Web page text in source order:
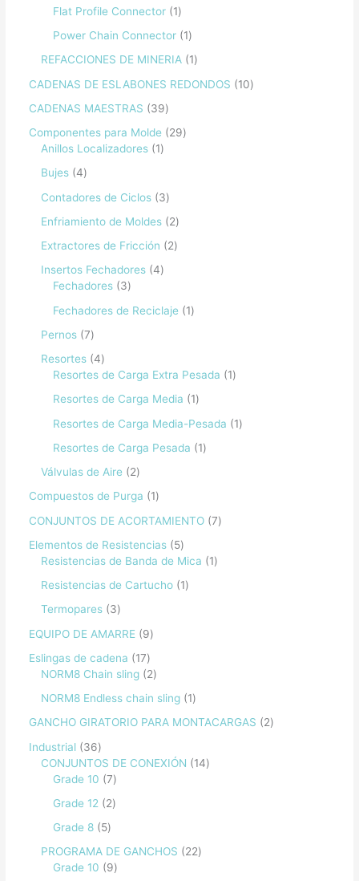
Flat Profile Connector
1
Power Chain Connector
1
REFACCIONES DE MINERIA
1
CADENAS DE ESLABONES REDONDOS
10
CADENAS MAESTRAS
39
Componentes para Molde
29
Anillos Localizadores
1
Bujes 4
Contadores de Ciclos
3
Enfriamiento de Moldes
2
Extractores de Fricción
2
Insertos Fechadores 4
Fechadores
3
Fechadores de Reciclaje
1
Pernos 7
Resortes 4
Resortes de Carga Extra Pesada
1
Resortes de Carga Media
1
Resortes de Carga Media-Pesada
1
Resortes de Carga Pesada
1
Válvulas de Aire
2
Compuestos de Purga
1
CONJUNTOS DE ACORTAMIENTO 7
Elementos de Resistencias
5
Resistencias de Banda de Mica
1
Resistencias de Cartucho
1
Termopares
3
EQUIPO DE AMARRE
9
Eslingas de cadena
17
NORM8 Chain sling
2
NORM8 Endless chain sling
1
GANCHO GIRATORIO PARA MONTACARGAS
2
Industrial
36
CONJUNTOS DE CONEXIÓN
14
Grade 10
7
Grade 12
2
Grade 8
5
PROGRAMA DE GANCHOS
22
Grade 10
9